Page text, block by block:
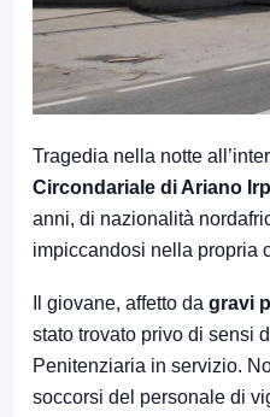
Tragedia nella notte
Circondariale di Ariano
anni, di nazionalità
impiccandosi nella propria
Il giovane, affetto da gravi
stato trovato privo di sensi
Penitenziaria in servizio.
soccorsi del personale di